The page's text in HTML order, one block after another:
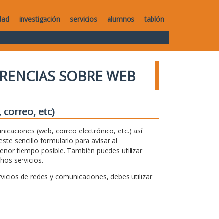
investigación servicios alumnos tablón
SOBRE WEB
correo, etc)
(web, correo electrónico, etc.) así
sencillo formulario para avisar al
tiempo posible. También puedes utilizar
servicios.
de redes y comunicaciones, debes utilizar